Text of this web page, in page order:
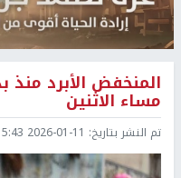
المنخفض الأبرد
مساء الاثنين
تم النشر بتاريخ: 2026-01-11 15:43